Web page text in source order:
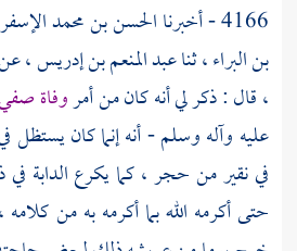
4166 - أخبرنا الحسن بن محمد
بن البراء، ثناعبد المنعم بن إدريس،
، قال : ذكر لي أنه كان من أمروفاة
عليه وآله وسلم - أنه إنما كان
في نقير من حجر ، كما يكرع الدابة في
حتى أكرمه الله بما أكرمه به من